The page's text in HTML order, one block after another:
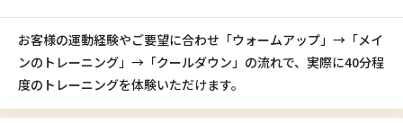
お客様の運動経験やご要望に合わせ「ウォームアップ」→「メイ
ンのトレーニング」→「クールダウン」の流れで、実際に40分程
度のトレーニングを体験いただけます。